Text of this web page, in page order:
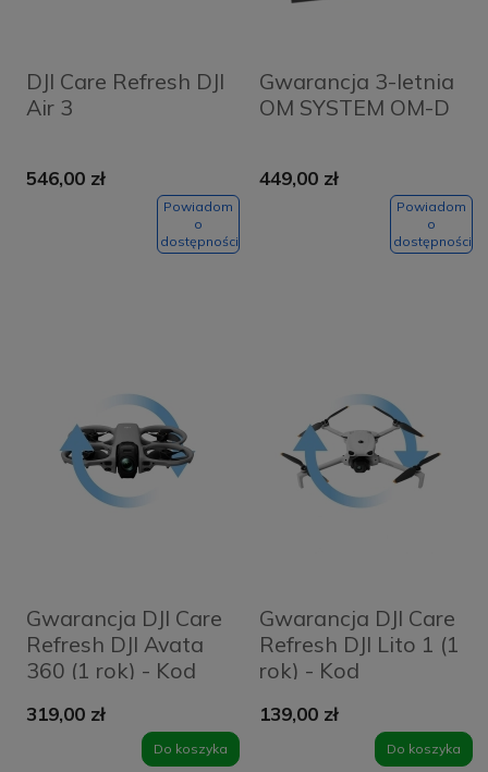
DJI Care Refresh DJI
Air 3
546,00 zł
Powiadom
o
dostępności
Gwarancja 3-letnia
OM SYSTEM OM-D
449,00 zł
Powiadom
o
dostępności
Gwarancja DJI Care
Refresh DJI Avata
360 (1 rok) - Kod
319,00 zł
Do koszyka
Gwarancja DJI Care
Refresh DJI Lito 1 (1
rok) - Kod
139,00 zł
Do koszyka